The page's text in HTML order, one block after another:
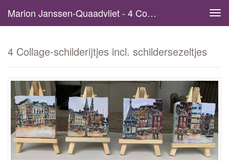
Marion Janssen-Quaadvliet - 4 Collage-Schilderijtjes Incl. Schildersezeltjes
4 Collage-schilderijtjes incl. schildersezeltjes